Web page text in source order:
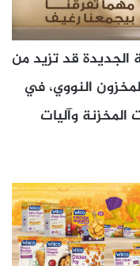
الجديدة قد تزيد من
النووي، في
وآليات